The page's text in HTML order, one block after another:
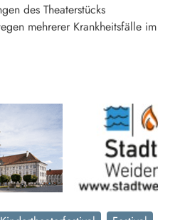
des Theaterstücks
mehrerer Krankheitsfälle im